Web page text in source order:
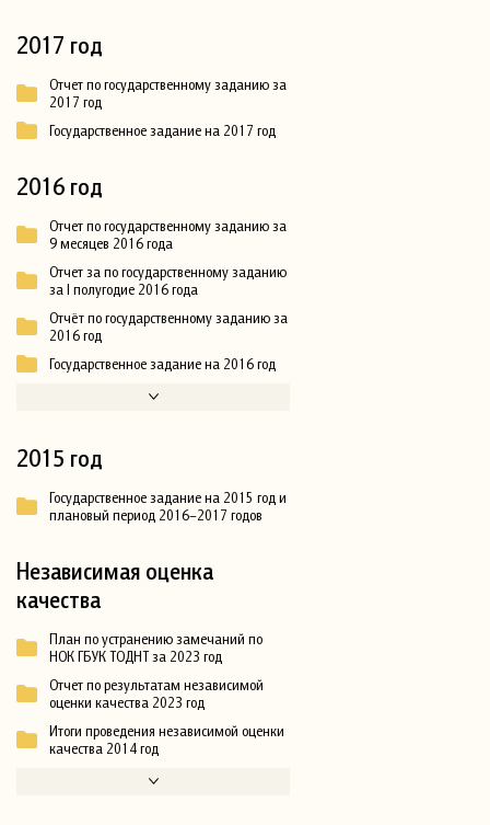
2017 год
Отчет по государственному заданию за
2017 год
Государственное задание на 2017 год
2016 год
Отчет по государственному заданию за
9 месяцев 2016 года
Отчет за по государственному заданию
за I полугодие 2016 года
Отчёт по государственному заданию за
2016 год
Государственное задание на 2016 год
2015 год
Государственное задание на 2015 год и
плановый период 2016–2017 годов
Независимая оценка
качества
План по устранению замечаний по
НОК ГБУК ТОДНТ за 2023 год
Отчет по результатам независимой
оценки качества 2023 год
Итоги проведения независимой оценки
качества 2014 год